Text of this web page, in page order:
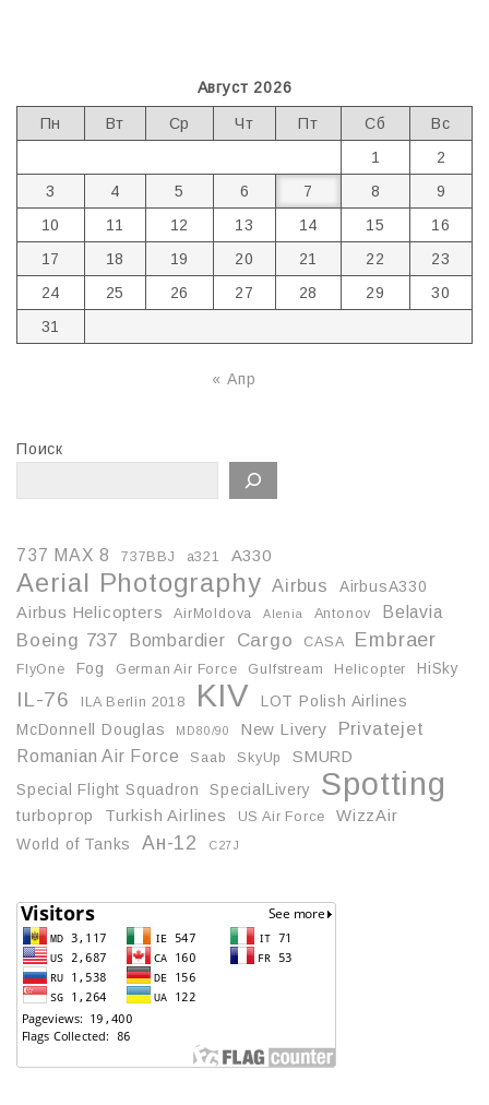
Август 2026
Пн Вт Ср Чт Пт Сб
Вс
1
2
3
4 5 6 7 8
9
10
11 12 13 14 15
16
17
18 19 20 21 22
23
24
25 26 27 28 29
30
31
« Апр
Поиск
737 MAX 8 737BBJ a321 A330
Aerial Photography Airbus
AirbusA330
Airbus Helicopters
AirMoldova Alenia Antonov Belavia
Boeing 737 Bombardier Cargo CASA Embraer
FlyOne Fog German Air Force Gulfstream Helicopter HiSky
IL-76 ILA Berlin 2018 KIV
LOT Polish Airlines
McDonnell Douglas
MD80/90 New Livery Privatejet
Romanian Air Force Saab SkyUp
SMURD
Special Flight Squadron
SpecialLivery Spotting
turboprop Turkish Airlines US Air Force
WizzAir
World of Tanks
Ан-12 С27J